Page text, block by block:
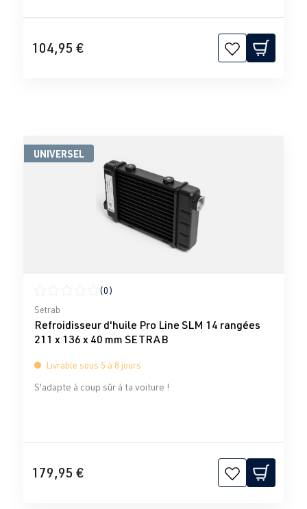
104,95 €
UNIVERSEL
Note moyenne de 0 sur 5 étoiles
(0)
Setrab
Refroidisseur d'huile Pro Line SLM 14 rangées
211 x 136 x 40 mm SETRAB
Livrable sous 5 à 8 jours
S'adapte à coup sûr à ta voiture !
179,95 €